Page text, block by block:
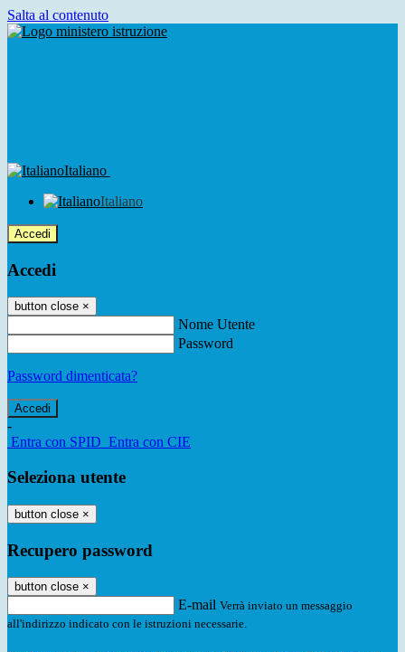
Salta al contenuto
Italiano
Italiano
Accedi
Accedi
button close ×
Nome Utente
Password
Password dimenticata?
-
Entra con SPID Entra con CIE
Seleziona utente
button close ×
Recupero password
button close ×
E-mail Verrà inviato un messaggio
all'indirizzo indicato con le istruzioni necessarie.